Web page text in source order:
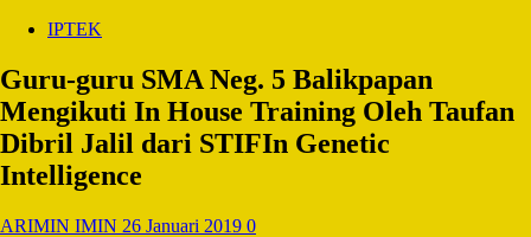
IPTEK
Guru-guru SMA Neg. 5 Balikpapan
Mengikuti In House Training Oleh Taufan
Dibril Jalil dari STIFIn Genetic
Intelligence
ARIMIN IMIN 26 Januari 2019 0